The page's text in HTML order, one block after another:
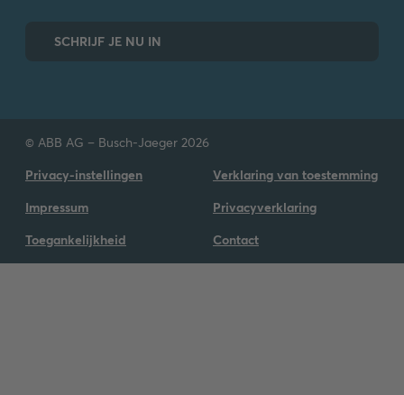
SCHRIJF JE NU IN
© ABB AG – Busch-Jaeger 2026
Privacy-instellingen
Verklaring van toestemming
Impressum
Privacyverklaring
Toegankelijkheid
Contact